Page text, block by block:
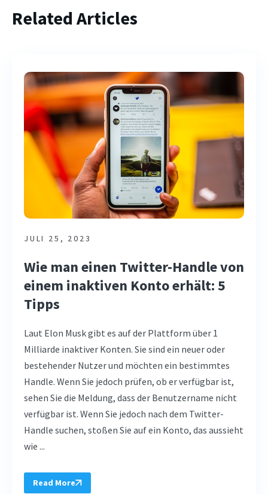
Related Articles
JULI 25, 2023
Wie man einen Twitter-Handle von
einem inaktiven Konto erhält: 5
Tipps
Laut Elon Musk gibt es auf der Plattform über 1
Milliarde inaktiver Konten. Sie sind ein neuer oder
bestehender Nutzer und möchten ein bestimmtes
Handle. Wenn Sie jedoch prüfen, ob er verfügbar ist,
sehen Sie die Meldung, dass der Benutzername nicht
verfügbar ist. Wenn Sie jedoch nach dem Twitter-
Handle suchen, stoßen Sie auf ein Konto, das aussieht
wie ...
Read More